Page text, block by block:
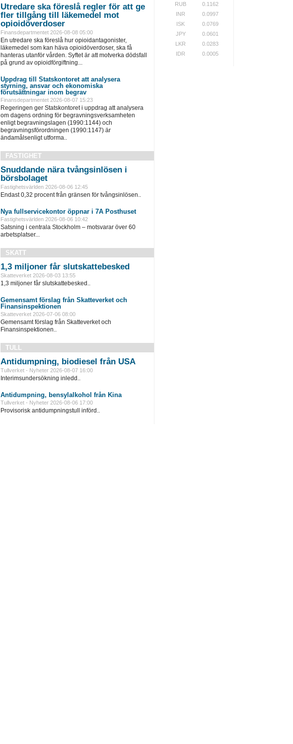
Utredare ska föreslå regler för att ge
fler tillgång till läkemedel mot
opioidöverdoser
Finansdepartmentet 2026-08-08 05:00
En utredare ska föreslå hur opioidantagonister,
läkemedel som kan häva opioidöverdoser, ska få
hanteras utanför vården. Syftet är att motverka dödsfall
på grund av opioidförgiftning...
Uppdrag till Statskontoret att analysera
styrning, ansvar och ekonomiska
förutsättningar inom begrav
Finansdepartmentet 2026-08-07 15:23
Regeringen ger Statskontoret i uppdrag att analysera
om dagens ordning för begravningsverksamheten
enligt begravningslagen (1990:1144) och
begravningsförordningen (1990:1147) är
ändamålsenligt utforma..
FASTIGHET
Snuddande nära tvångsinlösen i
börsbolaget
Fastighetsvärlden 2026-08-06 12:45
Endast 0,32 procent från gränsen för tvångsinlösen..
Nya fullservicekontor öppnar i 7A Posthuset
Fastighetsvärlden 2026-08-06 10:42
Satsning i centrala Stockholm – motsvarar över 60
arbetsplatser...
SKATT
1,3 miljoner får slutskattebesked
Skatteverket 2026-08-03 13:55
1,3 miljoner får slutskattebesked..
Gemensamt förslag från Skatteverket och
Finansinspektionen
Skatteverket 2026-07-06 08:00
Gemensamt förslag från Skatteverket och
Finansinspektionen..
TULL
Antidumpning, biodiesel från USA
Tullverket - Nyheter 2026-08-07 16:00
Interimsundersökning inledd..
Antidumpning, bensylalkohol från Kina
Tullverket - Nyheter 2026-08-06 17:00
Provisorisk antidumpningstull införd..
RUB
0.1162
INR
0.0997
ISK
0.0769
JPY
0.0601
LKR
0.0283
IDR
0.0005